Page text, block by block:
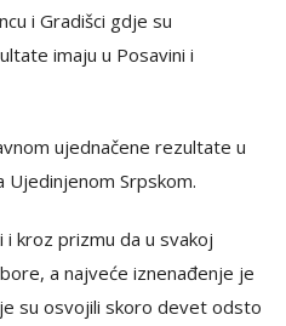
i Gradišci gdje su
imaju u Posavini i
ujednačene rezultate u
Ujedinjenom Srpskom.
kroz prizmu da u svakoj
a najveće iznenađenje je
su osvojili skoro devet odsto